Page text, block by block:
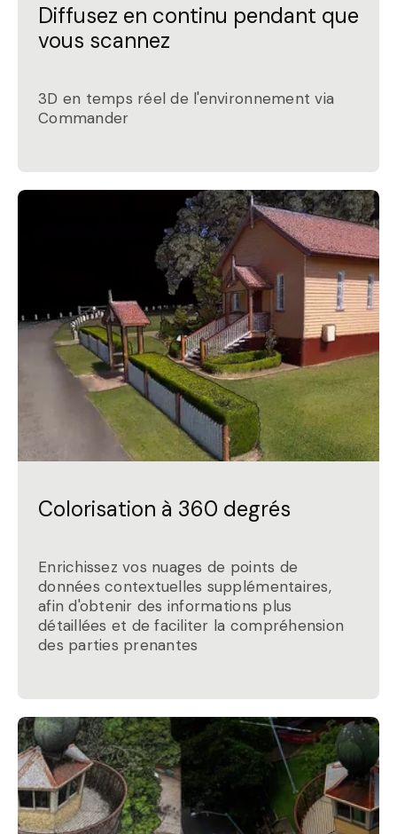
Diffusez en continu pendant que
vous scannez
3D en temps réel de l'environnement via
Commander
Colorisation à 360 degrés
Enrichissez vos nuages de points de
données contextuelles supplémentaires,
afin d'obtenir des informations plus
détaillées et de faciliter la compréhension
des parties prenantes